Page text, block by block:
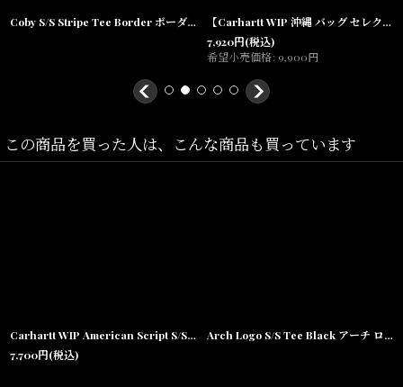
XXL(着丈:77.5cm,身幅:62cm,肩幅:54cm,袖丈:26cm)
Coby S/S Stripe Tee Border ボーダー 半袖 Tシャツ
【Carhartt WIP 沖縄 バッグ セレクトショップ 通販】Canvas Graphic Tote Bag "Class Of 89" キャンバス グラフィック トート クラスオブ
7,920円(税込)
希望小売価格: 9,900円
この商品を買った人は、こんな商品も買っています
Carhartt WIP American Script S/S Tee ワンポイント ロゴ 半袖 Tシャツ White ホワイト
7,700円(税込)
Arch Logo S/S Tee Black アーチ ロゴ 半袖 Tシャツ